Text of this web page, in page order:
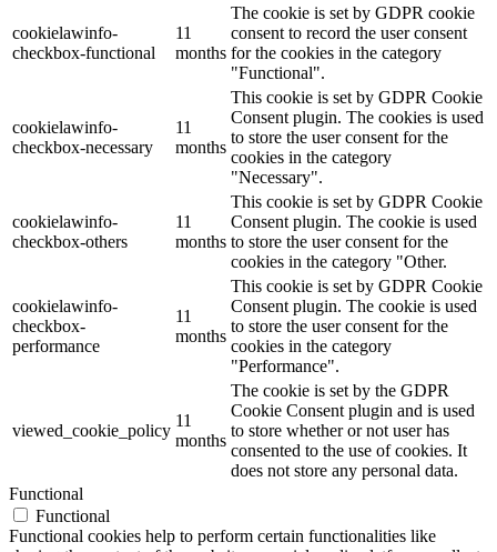
cookielawinfo-
checkbox-functional
11
months
The cookie is set by GDPR cookie
consent to record the user consent
for the cookies in the category
"Functional".
cookielawinfo-
checkbox-necessary
11
months
This cookie is set by GDPR Cookie
Consent plugin. The cookies is used
to store the user consent for the
cookies in the category
"Necessary".
cookielawinfo-
checkbox-others
11
months
This cookie is set by GDPR Cookie
Consent plugin. The cookie is used
to store the user consent for the
cookies in the category "Other.
cookielawinfo-
checkbox-
performance
11
months
This cookie is set by GDPR Cookie
Consent plugin. The cookie is used
to store the user consent for the
cookies in the category
"Performance".
viewed_cookie_policy
11
months
The cookie is set by the GDPR
Cookie Consent plugin and is used
to store whether or not user has
consented to the use of cookies. It
does not store any personal data.
Functional
Functional
Functional cookies help to perform certain functionalities like